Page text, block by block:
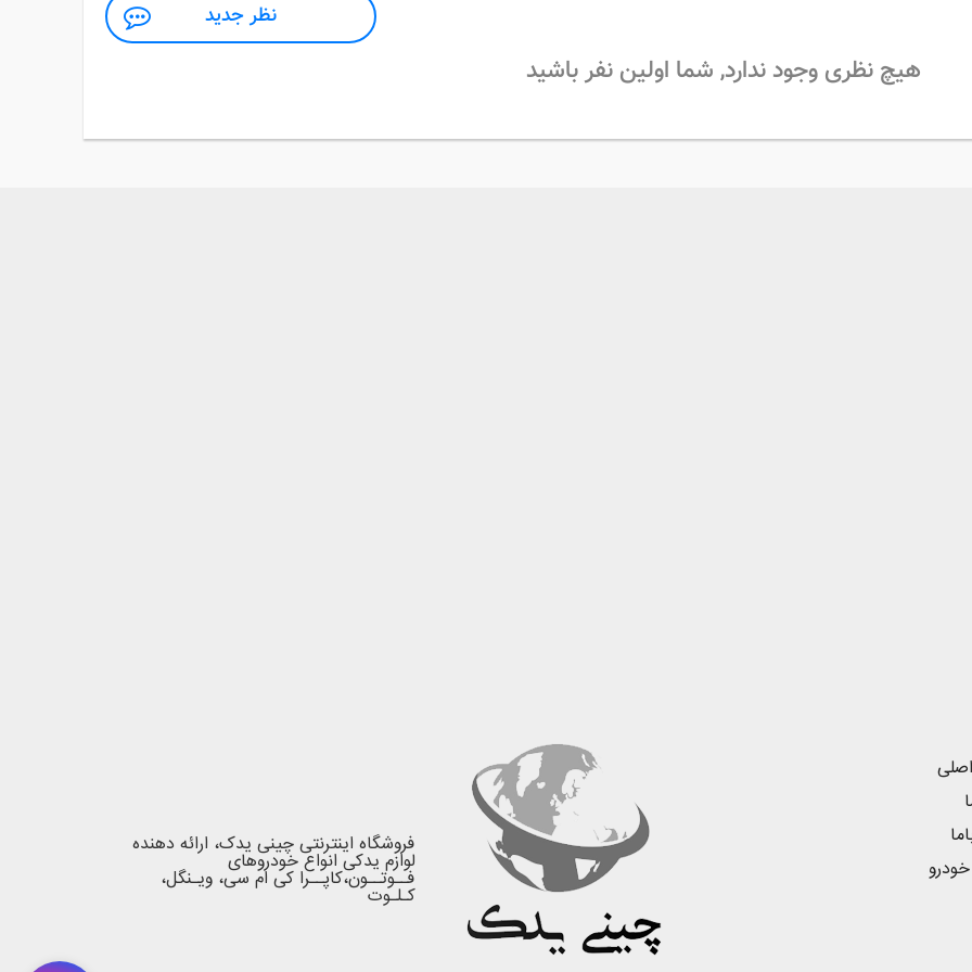
نظر جدید
هیچ نظری وجود ندارد, شما اولین نفر باشید
فروشگاه اینترنتی چینی یدک، ارائه دهنده
لوازم یدکی انواع خودروهای
فــوتــون،کاپــرا کی ام سی، ویـنگل،
کـلـوت